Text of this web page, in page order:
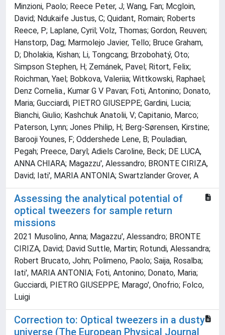
Minzioni, Paolo; Reece Peter, J; Wang, Fan; Mcgloin,
David; Ndukaife Justus, C; Quidant, Romain; Roberts
Reece, P; Laplane, Cyril; Volz, Thomas; Gordon, Reuven;
Hanstorp, Dag; Marmolejo Javier, Tello; Bruce Graham,
D; Dholakia, Kishan; Li, Tongcang; Brzobohatý, Oto;
Simpson Stephen, H; Zemánek, Pavel; Ritort, Felix;
Roichman, Yael; Bobkova, Valeriia; Wittkowski, Raphael;
Denz Cornelia., Kumar G V Pavan; Foti, Antonino; Donato,
Maria; Gucciardi, PIETRO GIUSEPPE; Gardini, Lucia;
Bianchi, Giulio; Kashchuk Anatolii, V; Capitanio, Marco;
Paterson, Lynn; Jones Philip, H; Berg-Sørensen, Kirstine;
Barooji Younes, F; Oddershede Lene, B; Pouladian,
Pegah; Preece, Daryl; Adiels Caroline, Beck; DE LUCA,
ANNA CHIARA; Magazzu', Alessandro; BRONTE CIRIZA,
David; Iati', MARIA ANTONIA; Swartzlander Grover, A
Assessing the analytical potential of
optical tweezers for sample return
missions
2021 Musolino, Anna; Magazzu', Alessandro; BRONTE
CIRIZA, David; David Suttle, Martin; Rotundi, Alessandra;
Robert Brucato, John; Polimeno, Paolo; Saija, Rosalba;
Iati', MARIA ANTONIA; Foti, Antonino; Donato, Maria;
Gucciardi, PIETRO GIUSEPPE; Marago', Onofrio; Folco,
Luigi
Correction to: Optical tweezers in a dusty
universe (The European Physical Journal